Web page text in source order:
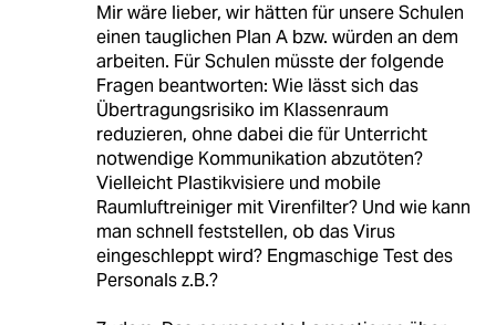
Mir wäre lieber, wir hätten für unsere Schulen
einen tauglichen Plan A bzw. würden an dem
arbeiten. Für Schulen müsste der folgende
Fragen beantworten: Wie lässt sich das
Übertragungsrisiko im Klassenraum
reduzieren, ohne dabei die für Unterricht
notwendige Kommunikation abzutöten?
Vielleicht Plastikvisiere und mobile
Raumluftreiniger mit Virenfilter? Und wie kann
man schnell feststellen, ob das Virus
eingeschleppt wird? Engmaschige Test des
Personals z.B.?